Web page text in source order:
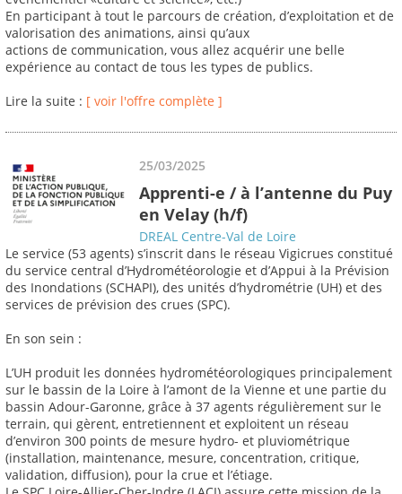
En participant à tout le parcours de création, d’exploitation et de
valorisation des animations, ainsi qu’aux
actions de communication, vous allez acquérir une belle
expérience au contact de tous les types de publics.
Lire la suite : [ voir l'offre complète ]
25/03/2025
Apprenti-e / à l’antenne du Puy
en Velay (h/f)
DREAL Centre-Val de Loire
Le service (53 agents) s’inscrit dans le réseau Vigicrues constitué
du service central d’Hydrométéorologie et d’Appui à la Prévision
des Inondations (SCHAPI), des unités d’hydrométrie (UH) et des
services de prévision des crues (SPC).
En son sein :
L’UH produit les données hydrométéorologiques principalement
sur le bassin de la Loire à l’amont de la Vienne et une partie du
bassin Adour-Garonne, grâce à 37 agents régulièrement sur le
terrain, qui gèrent, entretiennent et exploitent un réseau
d’environ 300 points de mesure hydro- et pluviométrique
(installation, maintenance, mesure, concentration, critique,
validation, diffusion), pour la crue et l’étiage.